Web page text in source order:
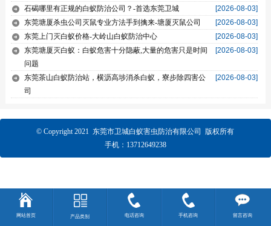
[2026-08-03]
石碣哪里有正规的白蚁防治公司？-首选东莞卫城
[2026-08-03]
东莞塘厦杀虫公司灭鼠专业方法手到擒来-塘厦灭鼠公司
[2026-08-03]
东莞上门灭白蚁价格-大岭山白蚁防治中心
[2026-08-03]
东莞塘厦灭白蚁：白蚁危害十分隐蔽,大量的危害只是时间
问题
[2026-08-03]
东莞茶山白蚁防治站，横沥高埗消杀白蚁，寮步除四害公
司
© Copyright 2021 东莞市卫城白蚁害虫防治有限公司 版权所有
手机：13712649238
网站首页 产品类别 电话咨询 手机咨询 留言咨询